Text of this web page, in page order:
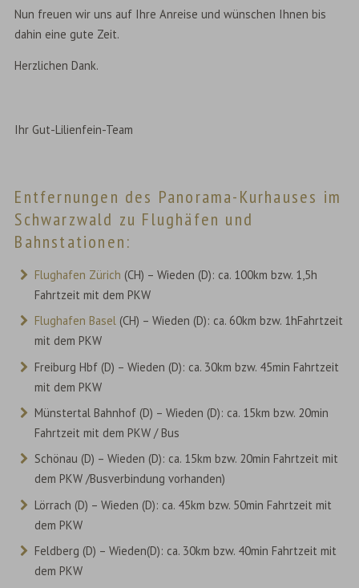
Nun freuen wir uns auf Ihre Anreise und wünschen Ihnen bis
dahin eine gute Zeit.
Herzlichen Dank.
Ihr Gut-Lilienfein-Team
Entfernungen des Panorama-Kurhauses im
Schwarzwald zu Flughäfen und
Bahnstationen:
Flughafen Zürich (CH) – Wieden (D): ca. 100km bzw. 1,5h
Fahrtzeit mit dem PKW
Flughafen Basel (CH) – Wieden (D): ca. 60km bzw. 1hFahrtzeit
mit dem PKW
Freiburg Hbf (D) – Wieden (D): ca. 30km bzw. 45min Fahrtzeit
mit dem PKW
Münstertal Bahnhof (D) – Wieden (D): ca. 15km bzw. 20min
Fahrtzeit mit dem PKW / Bus
Schönau (D) – Wieden (D): ca. 15km bzw. 20min Fahrtzeit mit
dem PKW /Busverbindung vorhanden)
Lörrach (D) – Wieden (D): ca. 45km bzw. 50min Fahrtzeit mit
dem PKW
Feldberg (D) – Wieden(D): ca. 30km bzw. 40min Fahrtzeit mit
dem PKW